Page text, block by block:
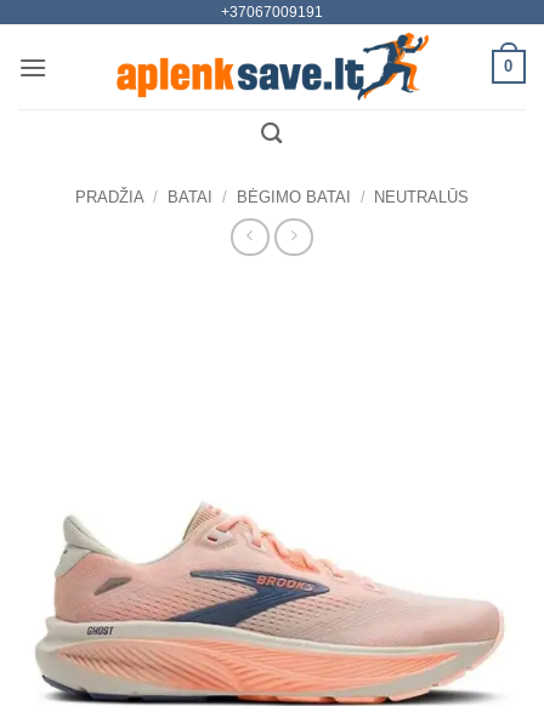
content
+37067009191
0
PRADŽIA / BATAI / BĖGIMO BATAI / NEUTRALŪS